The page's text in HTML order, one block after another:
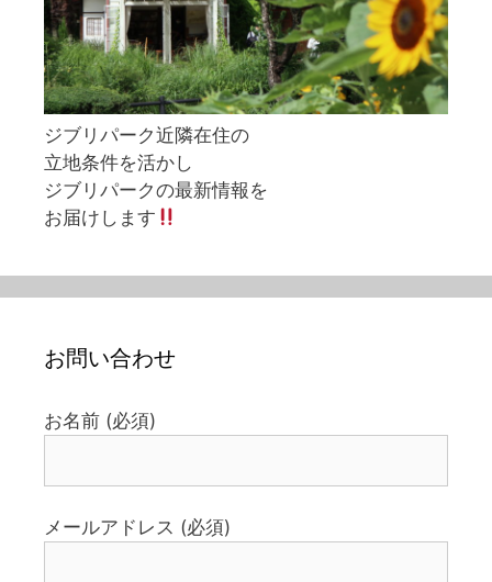
ジブリパーク近隣在住の
立地条件を活かし
ジブリパークの最新情報を
お届けします
お問い合わせ
お名前 (必須)
メールアドレス (必須)